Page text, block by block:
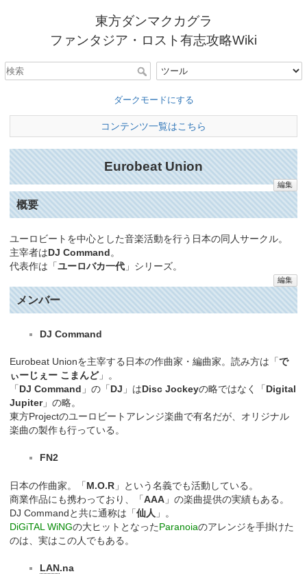
東方ダンマクカグラ
ファンタジア・ロスト有志攻略Wiki
ダークモードにする
コンテンツ一覧はこちら
Eurobeat Union
編集
概要
ユーロビートを中心とした音楽活動を行う日本の同人サークル。
主宰者はDJ Command。
代表作は「ユーロバカ一代 」シリーズ。
編集
メンバー
DJ Command
Eurobeat Unionを主宰する日本の作曲家・編曲家。読み方は「で
ぃーじぇー こまんど」。
「DJ Command 」の「DJ 」はDisc Jockeyの略ではなく「Digital
Jupiter」の略。
東方Projectのユーロビートアレンジ楽曲で有名だが、オリジナル
楽曲の製作も行っている。
FN2
日本の作曲家。「M.O.R 」という名義でも活動している。
商業作品にも携わっており、「AAA 」の楽曲提供の実績もある。
DJ Commandと共に通称は「仙人 」。
DiGiTAL WiNGの大ヒットとなったParanoiaのアレンジを手掛けた
のは、実はこの人でもある。
LAN.na